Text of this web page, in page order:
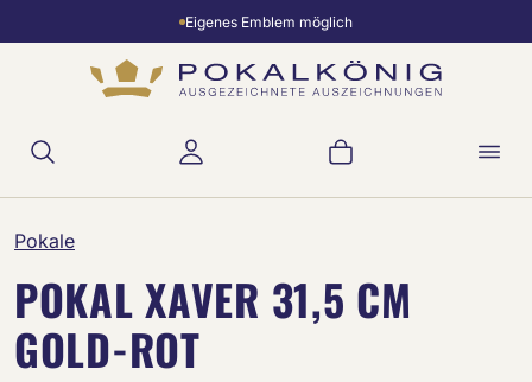
Zum Hauptinhalt springenEigenes Emblem möglich
Warenkorb
Pokale
POKAL XAVER 31,5 CM
GOLD-ROT